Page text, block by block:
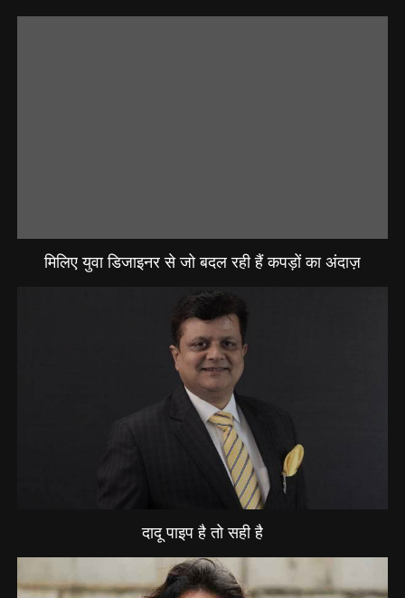
मिलिए युवा डिजाइनर से जो बदल रही हैं कपड़ों का अंदाज़
दादू पाइप है तो सही है